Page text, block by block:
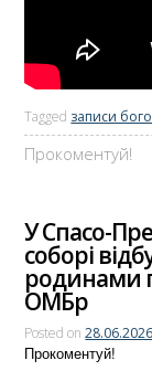
Tagged записи
Прокоментуй!
У Спасо-
соборі
родинами
ОМБр
Posted on28.06.2026
Прокоментуй!